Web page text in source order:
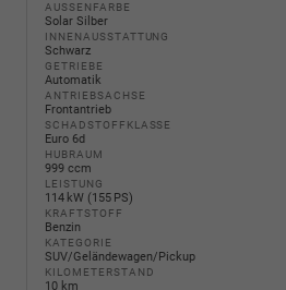
AUSSENFARBE
Solar Silber
INNENAUSSTATTUNG
Schwarz
GETRIEBE
Automatik
ANTRIEBSACHSE
Frontantrieb
SCHADSTOFFKLASSE
Euro 6d
HUBRAUM
999 ccm
LEISTUNG
114 kW (155 PS)
KRAFTSTOFF
Benzin
KATEGORIE
SUV/Geländewagen/Pickup
KILOMETERSTAND
10 km